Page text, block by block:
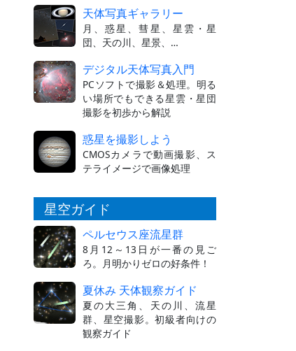
天体写真ギャラリー
月、惑星、彗星、星雲・星
団、天の川、星景、…
デジタル天体写真入門
PCソフトで撮影＆処理。明る
い場所でもできる星雲・星団
撮影を初歩から解説
惑星を撮影しよう
CMOSカメラで動画撮影、ス
テライメージで画像処理
星空ガイド
ペルセウス座流星群
8月12～13日が一番の見ご
ろ。月明かりゼロの好条件！
夏休み 天体観察ガイド
夏の大三角、天の川、流星
群、星空撮影。初級者向けの
観察ガイド